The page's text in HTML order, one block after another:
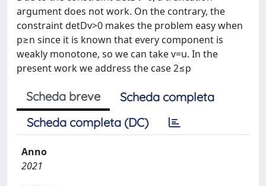
argument does not work. On the contrary, the
constraint det⁡Dv>0 makes the problem easy when
p≥n since it is known that every component is
weakly monotone, so we can take v=u. In the
present work we address the case 2≤p
Scheda breve
Scheda completa
Scheda completa (DC)
Anno
2021